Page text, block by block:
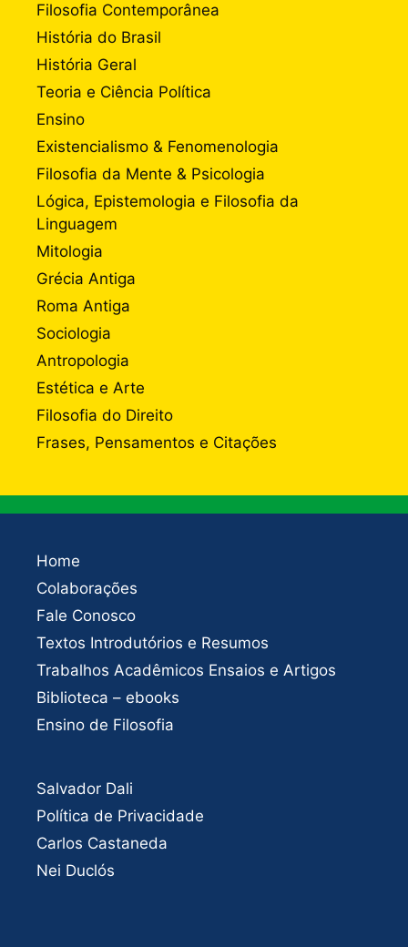
Filosofia Contemporânea
História do Brasil
História Geral
Teoria e Ciência Política
Ensino
Existencialismo & Fenomenologia
Filosofia da Mente & Psicologia
Lógica, Epistemologia e Filosofia da
Linguagem
Mitologia
Grécia Antiga
Roma Antiga
Sociologia
Antropologia
Estética e Arte
Filosofia do Direito
Frases, Pensamentos e Citações
Home
Colaborações
Fale Conosco
Textos Introdutórios e Resumos
Trabalhos Acadêmicos Ensaios e Artigos
Biblioteca – ebooks
Ensino de Filosofia
Salvador Dali
Política de Privacidade
Carlos Castaneda
Nei Duclós